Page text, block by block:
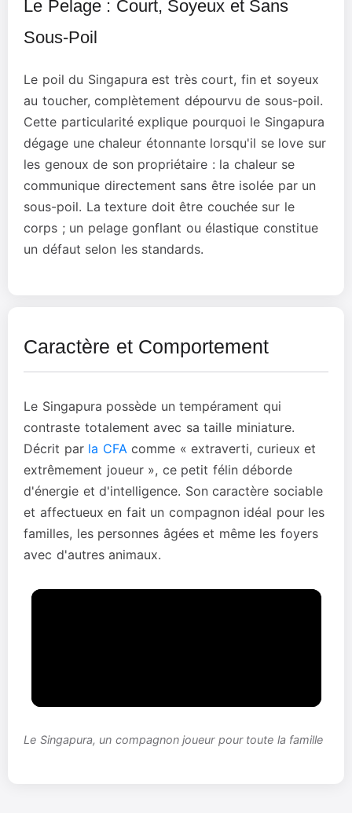
Le Pelage : Court, Soyeux et Sans
Sous-Poil
Le poil du Singapura est très court, fin et soyeux
au toucher, complètement dépourvu de sous-poil.
Cette particularité explique pourquoi le Singapura
dégage une chaleur étonnante lorsqu'il se love sur
les genoux de son propriétaire : la chaleur se
communique directement sans être isolée par un
sous-poil. La texture doit être couchée sur le
corps ; un pelage gonflant ou élastique constitue
un défaut selon les standards.
Caractère et Comportement
Le Singapura possède un tempérament qui
contraste totalement avec sa taille miniature.
Décrit par la CFA comme « extraverti, curieux et
extrêmement joueur », ce petit félin déborde
d'énergie et d'intelligence. Son caractère sociable
et affectueux en fait un compagnon idéal pour les
familles, les personnes âgées et même les foyers
avec d'autres animaux.
Le Singapura, un compagnon joueur pour toute la famille